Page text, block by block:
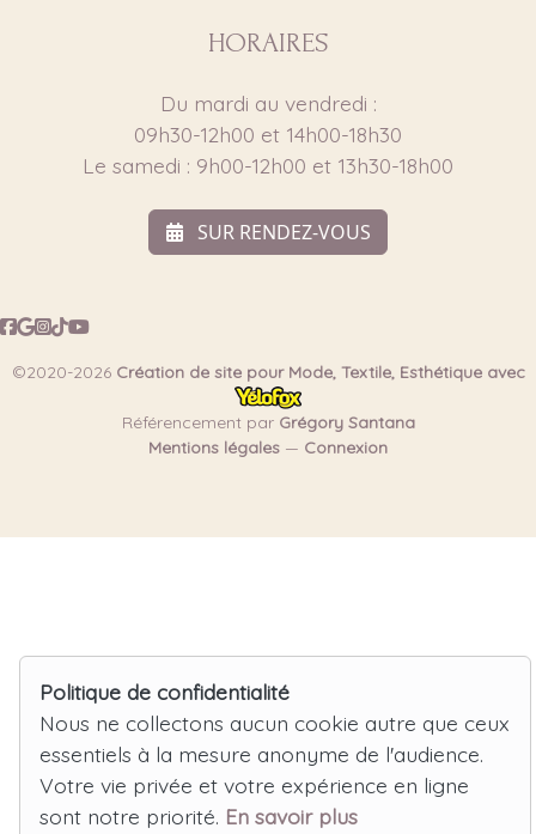
HORAIRES
Du mardi au vendredi :
09h30-12h00 et 14h00-18h30
Le samedi : 9h00-12h00 et 13h30-18h00
SUR RENDEZ-VOUS
©2020-2026 Création de site pour Mode, Textile, Esthétique avec
Référencement par Grégory Santana
Mentions légales — Connexion
Politique de confidentialité
Nous ne collectons aucun cookie autre que ceux
essentiels à la mesure anonyme de l'audience.
Votre vie privée et votre expérience en ligne
sont notre priorité. En savoir plus